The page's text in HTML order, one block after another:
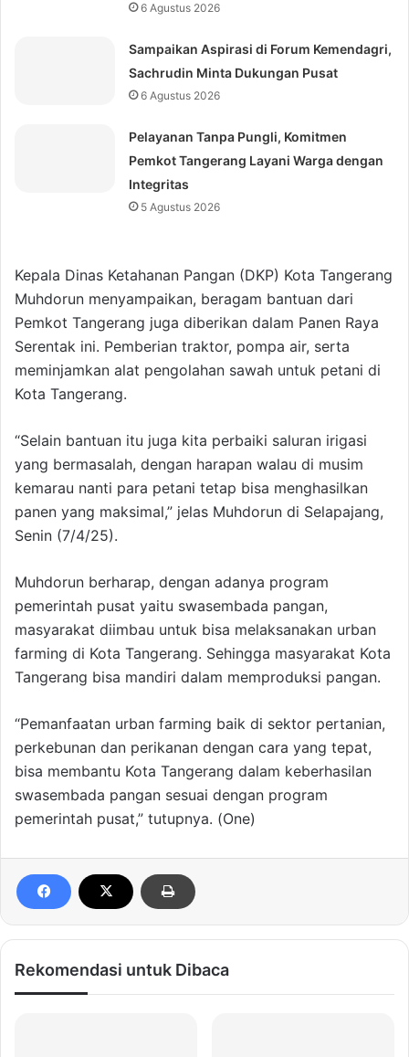
6 Agustus 2026
Sampaikan Aspirasi di Forum Kemendagri,
Sachrudin Minta Dukungan Pusat
6 Agustus 2026
Pelayanan Tanpa Pungli, Komitmen
Pemkot Tangerang Layani Warga dengan
Integritas
5 Agustus 2026
Kepala Dinas Ketahanan Pangan (DKP) Kota Tangerang
Muhdorun menyampaikan, beragam bantuan dari
Pemkot Tangerang juga diberikan dalam Panen Raya
Serentak ini. Pemberian traktor, pompa air, serta
meminjamkan alat pengolahan sawah untuk petani di
Kota Tangerang.
“Selain bantuan itu juga kita perbaiki saluran irigasi
yang bermasalah, dengan harapan walau di musim
kemarau nanti para petani tetap bisa menghasilkan
panen yang maksimal,” jelas Muhdorun di Selapajang,
Senin (7/4/25).
Muhdorun berharap, dengan adanya program
pemerintah pusat yaitu swasembada pangan,
masyarakat diimbau untuk bisa melaksanakan urban
farming di Kota Tangerang. Sehingga masyarakat Kota
Tangerang bisa mandiri dalam memproduksi pangan.
“Pemanfaatan urban farming baik di sektor pertanian,
perkebunan dan perikanan dengan cara yang tepat,
bisa membantu Kota Tangerang dalam keberhasilan
swasembada pangan sesuai dengan program
pemerintah pusat,” tutupnya. (One)
Rekomendasi untuk Dibaca